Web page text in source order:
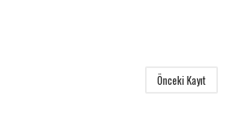
Önceki Kayıt